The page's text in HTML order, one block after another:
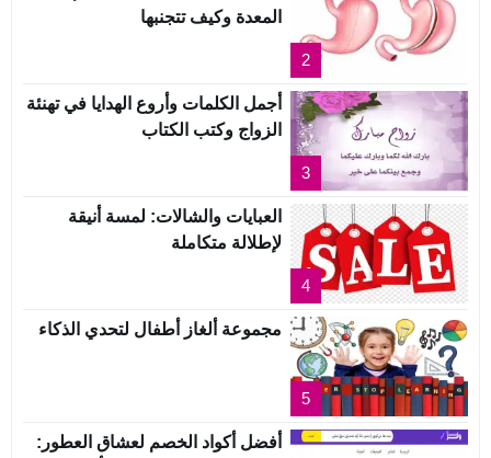
2
المعدة وكيف تتجنبها
3
أجمل الكلمات وأروع الهدايا في تهنئة
الزواج وكتب الكتاب
4
العبايات والشالات: لمسة أنيقة
لإطلالة متكاملة
5
مجموعة ألغاز أطفال لتحدي الذكاء
أفضل أكواد الخصم لعشاق العطور: